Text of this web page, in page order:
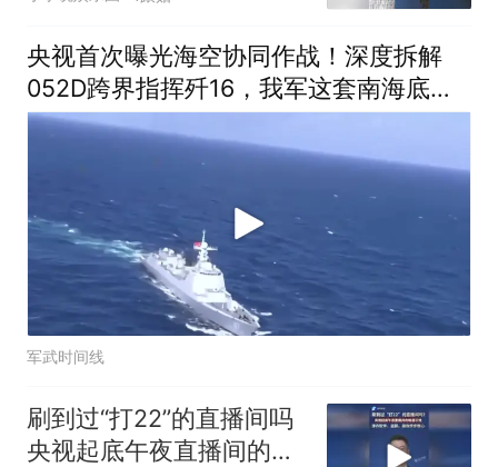
央视首次曝光海空协同作战！深度拆解
052D跨界指挥歼16，我军这套南海底牌
有多绝？
军武时间线
刷到过“打22”的直播间吗
央视起底午夜直播间的暗